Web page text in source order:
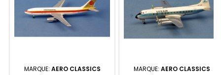
MARQUE: AERO CLASSICS MARQUE: AERO CLASSICS